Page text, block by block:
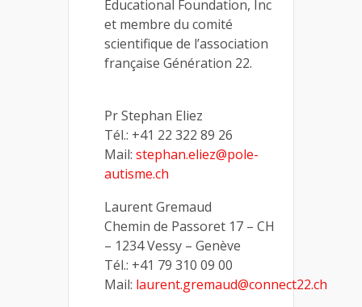
Educational Foundation, Inc
et membre du comité
scientifique de l’association
française Génération 22.
Pr Stephan Eliez
Tél.: +41 22 322 89 26
Mail: stephan.eliez@pole-
autisme.ch
Laurent Gremaud
Chemin de Passoret 17 – CH
– 1234 Vessy – Genève
Tél.: +41 79 310 09 00
Mail: laurent.gremaud@connect22.ch